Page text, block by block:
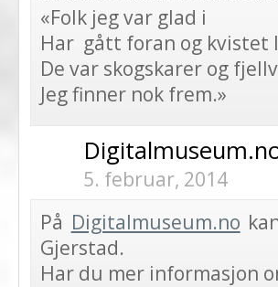
«Folk jeg var glad i
Har gått foran og kvistet
De var skogskarer og
Jeg finner nok frem.»
5. februar, 2014
På Digitalmuseum.no
Gjerstad.
Har du mer informasjon